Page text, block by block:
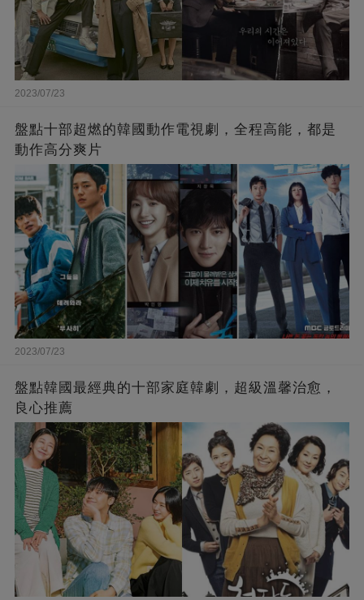
2023/07/23
盤點十部超燃的韓國動作電視劇，全程高能，都是
動作高分爽片
2023/07/23
盤點韓國最經典的十部家庭韓劇，超級溫馨治愈，
良心推薦